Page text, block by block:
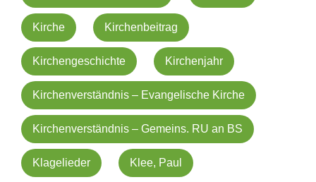
Kirche Kirchenbeitrag
Kirchengeschichte Kirchenjahr
Kirchenverständnis – Evangelische Kirche
Kirchenverständnis – Gemeins. RU an BS
Klagelieder Klee, Paul